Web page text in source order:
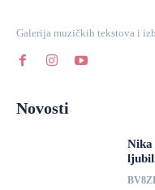
Galerija muzičkih tekstova i
Novosti
Nika